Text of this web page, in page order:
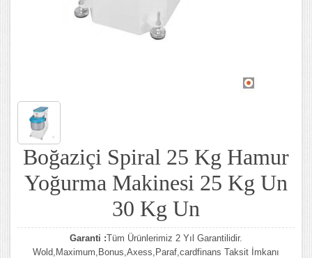
Boğaziçi Spiral 25 Kg Hamur
Yoğurma Makinesi 25 Kg Un
30 Kg Un
Garanti :Tüm Ürünlerimiz 2 Yıl Garantilidir.
Wold,Maximum,Bonus,Axess,Paraf,cardfinans Taksit İmkanı